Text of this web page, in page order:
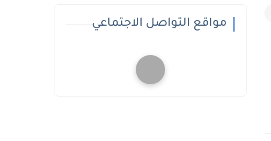
مواقع التواصل الاجتماعي